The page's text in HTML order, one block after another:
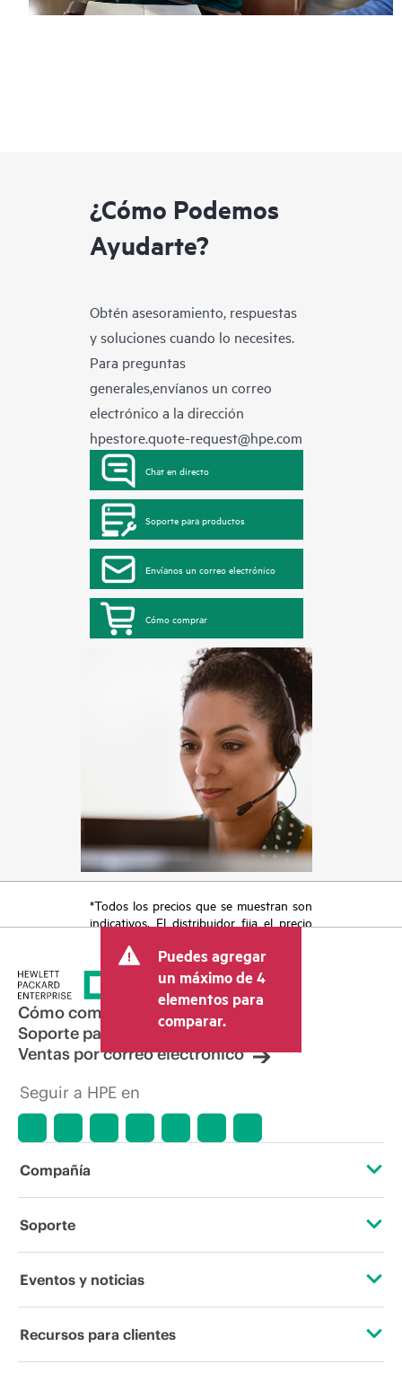
¿Cómo Podemos
Ayudarte?
Obtén asesoramiento, respuestas
y soluciones cuando lo necesites.
Para preguntas
generales,envíanos un correo
electrónico a la dirección
hpestore.quote-request@hpe.com
Chat en directo
Soporte para productos
Envíanos un correo electrónico
Cómo comprar
*Todos los precios que se muestran son
indicativos. El distribuidor fija el precio
otros conceptos, como los impuestos a
la venta, el IVA y el envío. El precio de la
transacción que establece el distribuidor
puede variar con respecto a otros
distribuidores y al precio indicativo
mostrado. El precio indicativo puede
incluir ofertas promocionales por tiempo
hacer ajustes de precios en cualquier
condiciones del mercado,
promociones de fin de la vida útil y
Puedes agregar
un máximo de 4
elementos para
comparar.
Cómo comprar
Soporte para productos
Ventas por correo electrónico
Seguir a HPE en
Compañía
Acerca de HPE
Responsabilidad corporativa
Soporte
Servicios de soporte operativo
Eventos y noticias
Eventos
Recursos para clientes